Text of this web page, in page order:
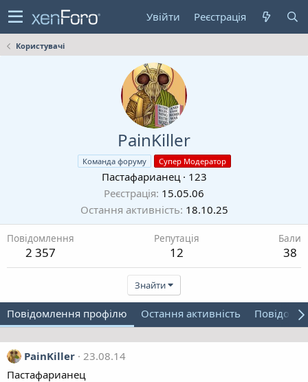
Увійти Реєстрація
Користувачі
PainKiller
Команда форуму Супер Модератор
Пастафарианец · 123
Реєстрація 15.05.06
Остання активність 18.10.25
Повідомлення
2 357
Репутація
12
Бали
38
Знайти
Повідомлення профілю Остання активність
PainKiller 23.08.14
Пастафарианец